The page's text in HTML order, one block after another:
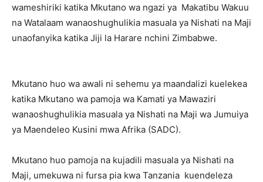
wameshiriki katika Mkutano wa ngazi ya Makatibu Wakuu
na Watalaam wanaoshughulikia masuala ya Nishati na Maji
unaofanyika katika Jiji la Harare nchini Zimbabwe.
Mkutano huo wa awali ni sehemu ya maandalizi kuelekea
katika Mkutano wa pamoja wa Kamati ya Mawaziri
wanaoshughulikia masuala ya Nishati na Maji wa Jumuiya
ya Maendeleo Kusini mwa Afrika (SADC).
Mkutano huo pamoja na kujadili masuala ya Nishati na
Maji, umekuwa ni fursa pia kwa Tanzania kuendeleza